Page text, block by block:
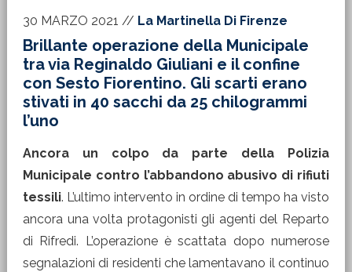
30 MARZO 2021 // La Martinella Di Firenze
Brillante operazione della Municipale
tra via Reginaldo Giuliani e il confine
con Sesto Fiorentino. Gli scarti erano
stivati in 40 sacchi da 25 chilogrammi
l’uno
Ancora un colpo da parte della Polizia
Municipale contro l’abbandono abusivo di rifiuti
tessili. L’ultimo intervento in ordine di tempo ha visto
ancora una volta protagonisti gli agenti del Reparto
di Rifredi. L’operazione è scattata dopo numerose
segnalazioni di residenti che lamentavano il continuo